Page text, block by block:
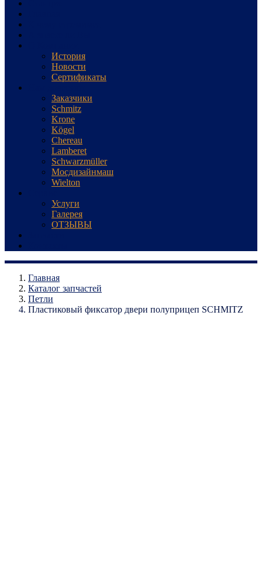
История
Новости
Сертификаты
Заказчики
Schmitz
Krone
Kögel
Chereau
Lamberet
Schwarzmüller
Мосдизайнмаш
Wielton
Услуги
Галерея
ОТЗЫВЫ
Главная
Каталог запчастей
Петли
Пластиковый фиксатор двери полуприцеп SCHMITZ